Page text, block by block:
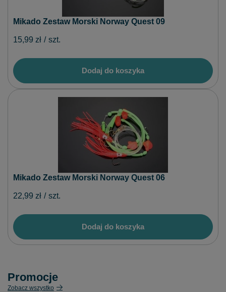
Mikado Zestaw Morski Norway Quest 09
15,99 zł / szt.
Dodaj do koszyka
Mikado Zestaw Morski Norway Quest 06
22,99 zł / szt.
Dodaj do koszyka
Promocje
Zobacz wszystko